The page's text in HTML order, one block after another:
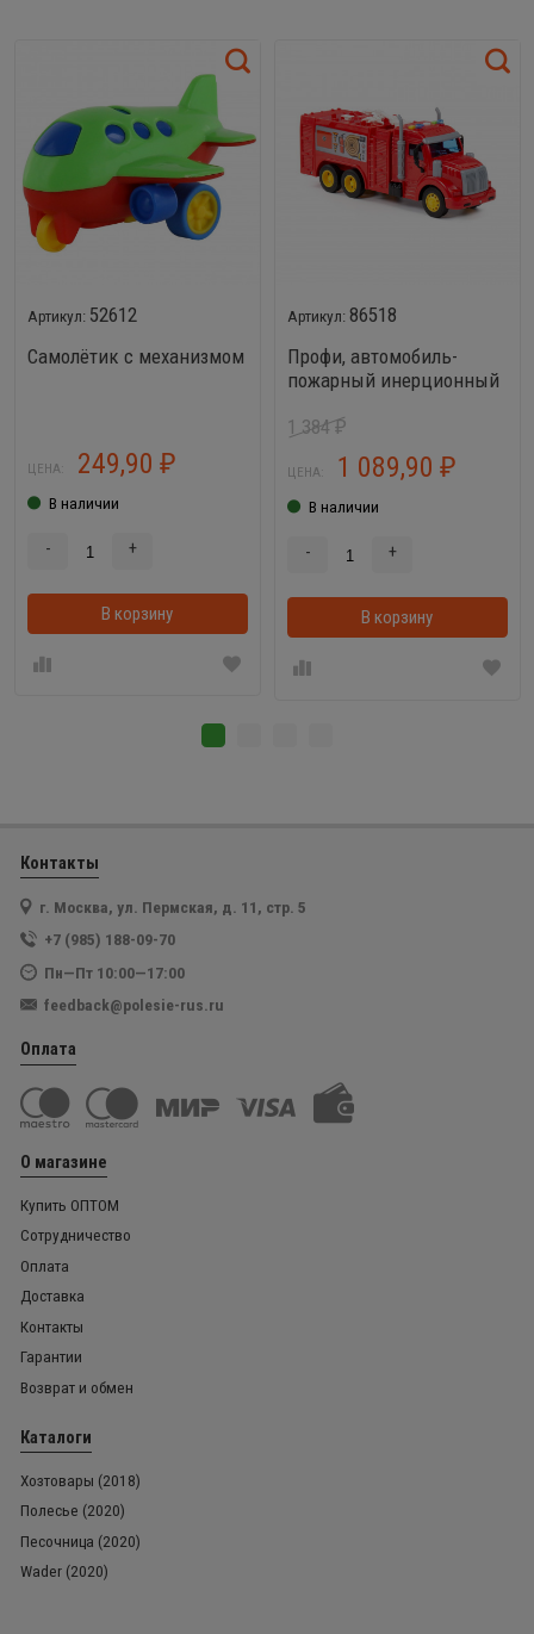
52612
Самолётик с механизмом
ЦЕНА: 249,90 ₽
В наличии
- +
В корзину В корзинке
86518
Профи, автомобиль-
пожарный инерционный
1 384₽
ЦЕНА: 1 089,90 ₽
В наличии
- +
В корзину
Контакты
г. Москва, ул. Пермская, д. 11, стр. 5
+7 (985) 188-09-70
Пн—Пт 10:00—17:00
feedback@polesie-rus.ru
Оплата
О магазине
Купить ОПТОМ
Сотрудничество
Оплата
Доставка
Контакты
Гарантии
Возврат и обмен
Каталоги
Хозтовары (2018)
Полесье (2020)
Песочница (2020)
Wader (2020)